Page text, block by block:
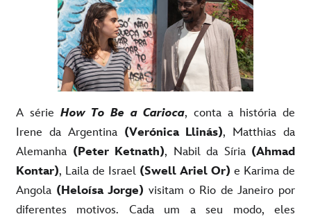
A sérieHow To Be a Carioca, conta a história de
Irene da Argentina(Verónica Llinás), Matthias da
Alemanha (Peter Ketnath), Nabil da Síria (Ahmad
Kontar), Laila de Israel (Swell Ariel Or) e Karima de
Angola (Heloísa Jorge) visitam o Rio de Janeiro por
diferentes motivos. Cada um a seu modo, eles